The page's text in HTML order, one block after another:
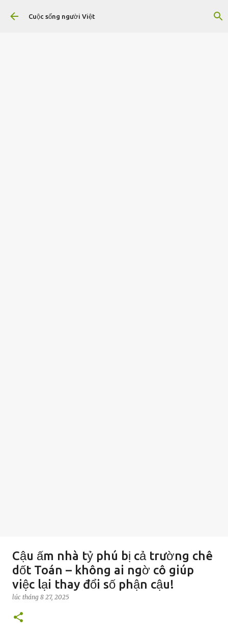
Chuyển đến nội dung chính
Cuộc sống người Việt
Cậu ấm nhà tỷ phú bị cả trường chê
dốt Toán – không ai ngờ cô giúp
việc lại thay đổi số phận cậu!
lúc tháng 8 27, 2025